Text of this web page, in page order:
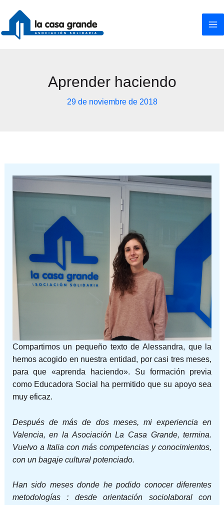
contenido
Aprender haciendo
29 de noviembre de 2018
Compartimos un pequeño texto de Alessandra, que la
hemos acogido en nuestra entidad, por casi tres meses,
para que «aprenda haciendo». Su formación previa
como Educadora Social ha permitido que su apoyo sea
muy eficaz.
Después de más de dos meses, mi experiencia en
Valencia, en la Asociación La Casa Grande, termina.
Vuelvo a Italia con más competencias y conocimientos,
con un bagaje cultural potenciado.
Han sido meses donde he podido conocer diferentes
metodologías : desde orientación sociolaboral con